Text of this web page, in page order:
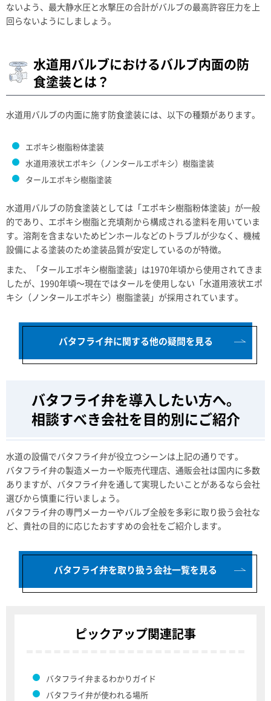
ないよう、最大静水圧と水撃圧の合計がバルブの最高許容圧力を上
回らないようにしましょう。
水道用バルブにおけるバルブ内面の防
食塗装とは？
水道用バルブの内面に施す防食塗装には、以下の種類があります。
エポキシ樹脂粉体塗装
水道用液状エポキシ（ノンタールエポキシ）樹脂塗装
タールエポキシ樹脂塗装
水道用バルブの防食塗装としては「エポキシ樹脂粉体塗装」が一般
的であり、エポキシ樹脂と充填剤から構成される塗料を用いていま
す。溶剤を含まないためピンホールなどのトラブルが少なく、機械
設備による塗装のため塗装品質が安定しているのが特徴。
また、「タールエポキシ樹脂塗装」は1970年頃から使用されてきま
したが、1990年頃～現在ではタールを使用しない「水道用液状エポ
キシ（ノンタールエポキシ）樹脂塗装」が採用されています。
バタフライ弁に関する他の疑問を見る
バタフライ弁を導入したい方へ。
相談すべき会社を目的別にご紹介
水道の設備でバタフライ弁が役立つシーンは上記の通りです。
バタフライ弁の製造メーカーや販売代理店、通販会社は国内に多数
ありますが、バタフライ弁を通して実現したいことがあるなら会社
選びから慎重に行いましょう。
バタフライ弁の専門メーカーやバルブ全般を多彩に取り扱う会社な
ど、貴社の目的に応じたおすすめの会社をご紹介します。
バタフライ弁を取り扱う会社一覧を見る
ピックアップ関連記事
バタフライ弁まるわかりガイド
バタフライ弁が使われる場所